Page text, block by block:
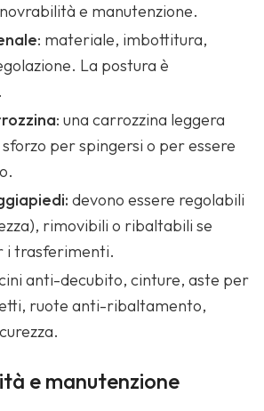
e manutenzione.
: materiale, imbottitura,
La postura è
: una carrozzina leggera
per spingersi o per essere
devono essere regolabili
rimovibili o ribaltabili se
i trasferimenti.
anti-decubito, cinture, aste per
ruote anti-ribaltamento,
e manutenzione